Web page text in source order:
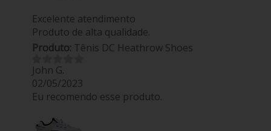
Excelente atendimento
Produto de alta qualidade.
Produto: Tênis DC Heathrow Shoes
John G.
02/05/2023
Eu recomendo esse produto.